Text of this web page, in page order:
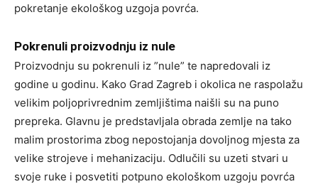
pokretanje ekološkog uzgoja povrća.
Pokrenuli proizvodnju iz nule
Proizvodnju su pokrenuli iz ”nule” te napredovali iz
godine u godinu. Kako Grad Zagreb i okolica ne raspolažu
velikim poljoprivrednim zemljištima naišli su na puno
prepreka. Glavnu je predstavljala obrada zemlje na tako
malim prostorima zbog nepostojanja dovoljnog mjesta za
velike strojeve i mehanizaciju. Odlučili su uzeti stvari u
svoje ruke i posvetiti potpuno ekološkom uzgoju povrća